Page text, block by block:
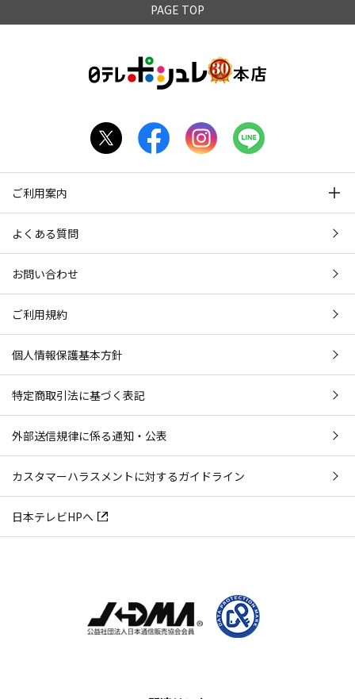
PAGE TOP
ご利用案内
よくある質問
お問い合わせ
ご利用規約
個人情報保護基本方針
特定商取引法に基づく表記
外部送信規律に係る通知・公表
カスタマーハラスメントに対するガイドライン
日本テレビHPへ